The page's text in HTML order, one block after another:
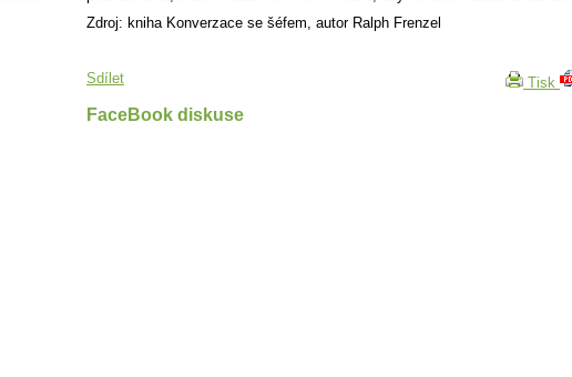
Zdroj: kniha Konverzace se šéfem, autor Ralph Frenzel
Sdílet Tisk
FaceBook diskuse